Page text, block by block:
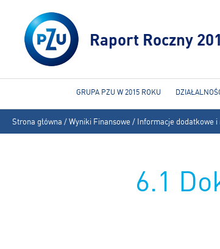
Raport Roczny
Jesteś
tutaj
Strona główna /Wyniki Finansowe / Informacje dodatkowe i
6.1
GRUPA PZU W 2015 ROKU